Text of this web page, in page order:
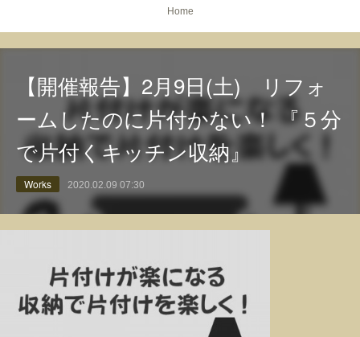
Home
【開催報告】2月9日(土) リフォ
ームしたのに片付かない！ 『５分
で片付くキッチン収納』
Works 2020.02.09 07:30